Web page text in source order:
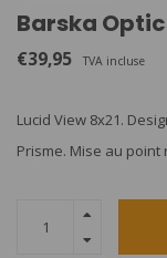
Barska
€39,95 TVA incluse
Lucid View 8x21.
Prisme. Mise au